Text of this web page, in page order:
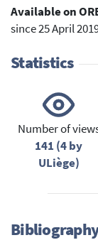
Available on
since 25 April
Statistics
Number of
141 (4 by
ULiège)
Bibliography